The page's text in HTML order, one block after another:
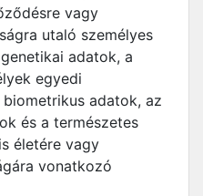
vagy
utaló személyes
adatok, a
egyedi
adatok, az
és a természetes
életére vagy
vonatkozó